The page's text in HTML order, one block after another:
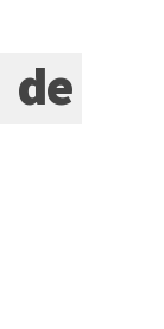
de